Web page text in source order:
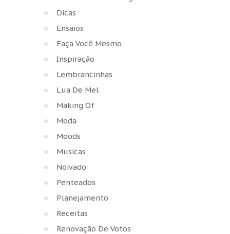
Dicas
Ensaios
Faça Você Mesmo
Inspiração
Lembrancinhas
Lua De Mel
Making Of
Moda
Moods
Musicas
Noivado
Penteados
Planejamento
Receitas
Renovação De Votos